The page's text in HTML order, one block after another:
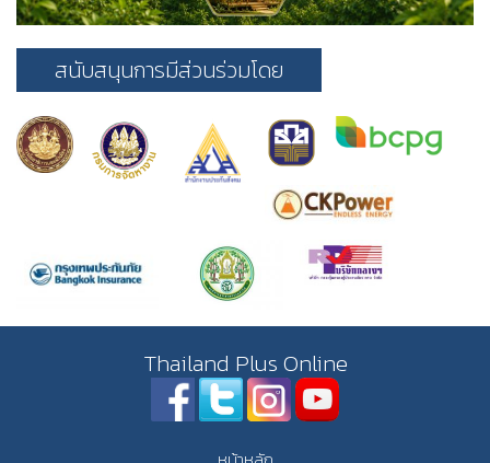
สนับสนุนการมีส่วนร่วมโดย
Thailand Plus Online